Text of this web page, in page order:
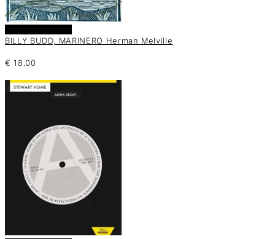
BILLY BUDD, MARINERO Herman Melville
€ 18.00